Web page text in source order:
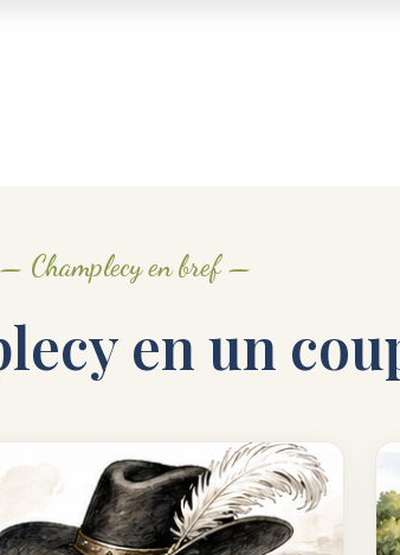
— Champlecy en bref —
en un